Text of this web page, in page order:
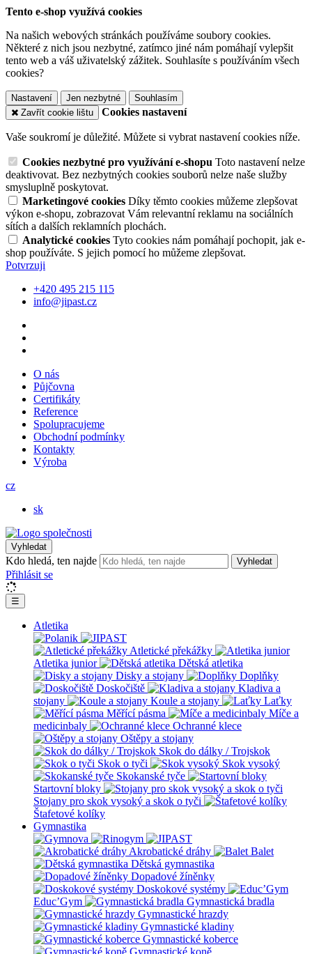
Tento e-shop využívá cookies
Na našich webových stránkách používáme soubory cookies.
Některé z nich jsou nezbytné, zatímco jiné nám pomáhají vylepšit
tento web a váš uživatelský zážitek. Souhlasíte s používáním všech
cookies?
Nastavení Jen nezbytné
Souhlasím
Zavřít cookie lištu
Cookies nastavení
Vaše soukromí je důležité. Můžete si vybrat nastavení cookies níže.
Cookies nezbytné pro využívání e-shopu Toto nastavení nelze
deaktivovat. Bez nezbytných cookies souborů nelze naše služby
smysluplně poskytovat.
Marketingové cookies Díky těmto cookies můžeme zlepšovat
výkon e-shopu, zobrazovat Vám relevantní reklamu na sociálních
sítích a dalších reklamních plochách.
Analytické cookies Tyto cookies nám pomáhají pochopit, jak e-
shop používáte. S jejich pomocí ho můžeme zlepšovat.
Potvrzuji
+420 495 215 115
info@jipast.cz
O nás
Půjčovna
Certifikáty
Reference
Spolupracujeme
Obchodní podmínky
Kontakty
Výroba
cz
sk
Vyhledat
Kdo hledá, ten najde Vyhledat
Přihlásit se
☰
Atletika
Atletické překážky
Atletika junior
Dětská atletika
Disky a stojany
Doplňky
Doskočiště
Kladiva a
stojany
Koule a stojany
Laťky
Měřící pásma
Míče a
medicinbaly
Ochranné klece
Oštěpy a stojany
Skok do dálky / Trojskok
Skok o tyči
Skok vysoký
Skokanské tyče
Startovní bloky
Stojany pro skok vysoký a skok o tyči
Štafetové kolíky
Gymnastika
Akrobatické dráhy
Balet
Dětská gymnastika
Dopadové žíněnky
Doskokové systémy
Educ’Gym
Gymnastická bradla
Gymnastické hrazdy
Gymnastické kladiny
Gymnastické koberce
Gymnastické koně